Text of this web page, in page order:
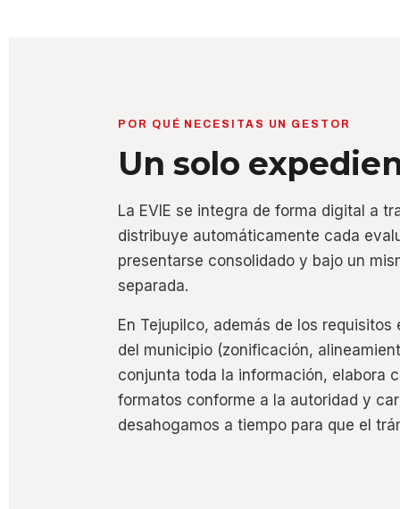
POR QUÉ NECESITAS UN GESTOR
Un solo
La EVIE se integra de forma digital a
distribuye automáticamente cada
presentarse consolidado y bajo un
separada.
En Tejupilco, además de los
del municipio (zonificación,
conjunta toda la información, elabora
formatos conforme a la autoridad y
desahogamos a tiempo para que el